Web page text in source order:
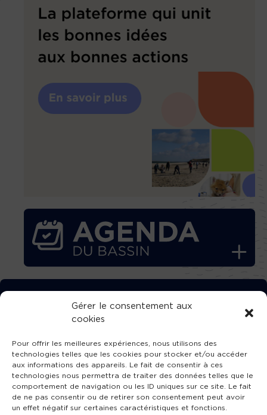
Gérer le consentement aux
cookies
Pour offrir les meilleures expériences, nous utilisons des
technologies telles que les cookies pour stocker et/ou accéder
aux informations des appareils. Le fait de consentir à ces
technologies nous permettra de traiter des données telles que le
comportement de navigation ou les ID uniques sur ce site. Le fait
de ne pas consentir ou de retirer son consentement peut avoir
un effet négatif sur certaines caractéristiques et fonctions.
TÉLÉCHARGEZ GRATUITEMENT
L’APPLICATION TVBA !
SUIVEZ-NOUS !